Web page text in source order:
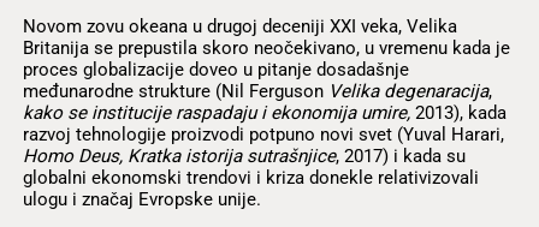
Novom zovu okeana u drugoj deceniji XXI veka, Velika
Britanija se prepustila skoro neočekivano, u vremenu kada je
proces globalizacije doveo u pitanje dosadašnje
međunarodne strukture (Nil Ferguson Velika degenaracija,
kako se institucije raspadaju i ekonomija umire, 2013), kada
razvoj tehnologije proizvodi potpuno novi svet (Yuval Harari,
Homo Deus, Kratka istorija sutrašnjice, 2017) i kada su
globalni ekonomski trendovi i kriza donekle relativizovali
ulogu i značaj Evropske unije.